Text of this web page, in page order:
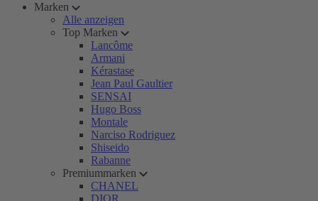
Marken
Alle anzeigen
Top Marken
Lancôme
Armani
Kérastase
Jean Paul Gaultier
SENSAI
Hugo Boss
Montale
Narciso Rodriguez
Shiseido
Rabanne
Premiummarken
CHANEL
DIOR